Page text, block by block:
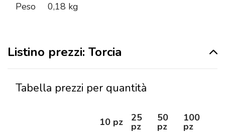
Peso 0,18 kg
Listino prezzi: Torcia
Tabella prezzi per quantità
10 pz 25
pz
50
pz
100
pz